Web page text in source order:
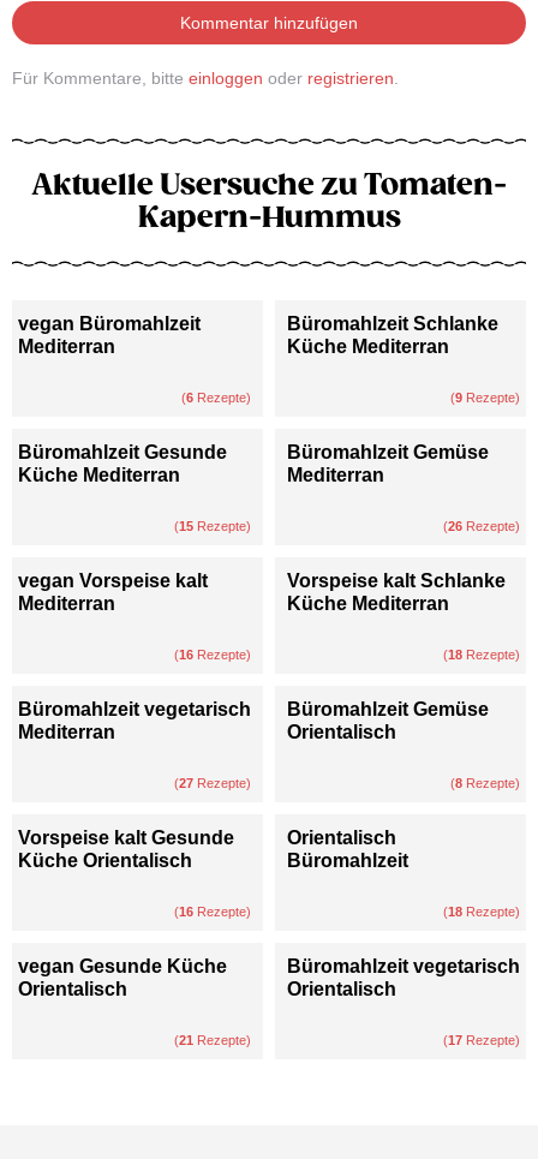
Kommentar hinzufügen
Für Kommentare, bitte einloggen oder registrieren
Aktuelle Usersuche zu Tomaten-
Kapern-Hummus
vegan Büromahlzeit
Mediterran
(6 Rezepte)
Büromahlzeit Schlanke
Küche Mediterran
(9 Rezepte)
Büromahlzeit Gesunde
Küche Mediterran
(15 Rezepte)
Büromahlzeit Gemüse
Mediterran
(26 Rezepte)
vegan Vorspeise kalt
Mediterran
(16 Rezepte)
Vorspeise kalt Schlanke
Küche Mediterran
(18 Rezepte)
Büromahlzeit vegetarisch
Mediterran
(27 Rezepte)
Büromahlzeit Gemüse
Orientalisch
(8 Rezepte)
Vorspeise kalt Gesunde
Küche Orientalisch
(16 Rezepte)
Orientalisch
Büromahlzeit
(18 Rezepte)
vegan Gesunde Küche
Orientalisch
(21 Rezepte)
Büromahlzeit vegetarisch
Orientalisch
(17 Rezepte)